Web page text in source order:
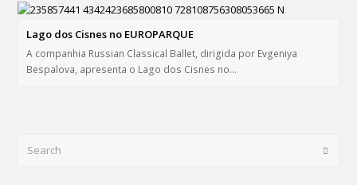
Lago dos Cisnes no EUROPARQUE
A companhia Russian Classical Ballet, dirigida por Evgeniya
Bespalova, apresenta o Lago dos Cisnes no…